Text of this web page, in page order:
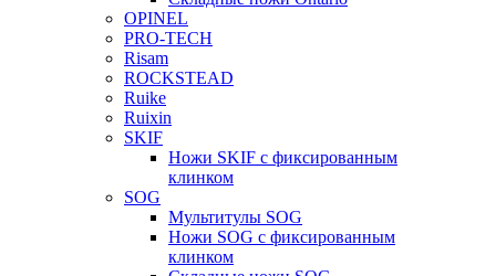
OPINEL
PRO-TECH
Risam
ROCKSTEAD
Ruike
Ruixin
SKIF
Ножи SKIF с фиксированным
клинком
SOG
Мультитулы SOG
Ножи SOG с фиксированным
клинком